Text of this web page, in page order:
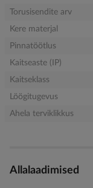
Torusisendite arv
Kere materjal
Pinnatöötlus
Kaitseaste (IP)
Kaitseklass
Löögitugevus
Ahela terviklikkus
Allalaadimised